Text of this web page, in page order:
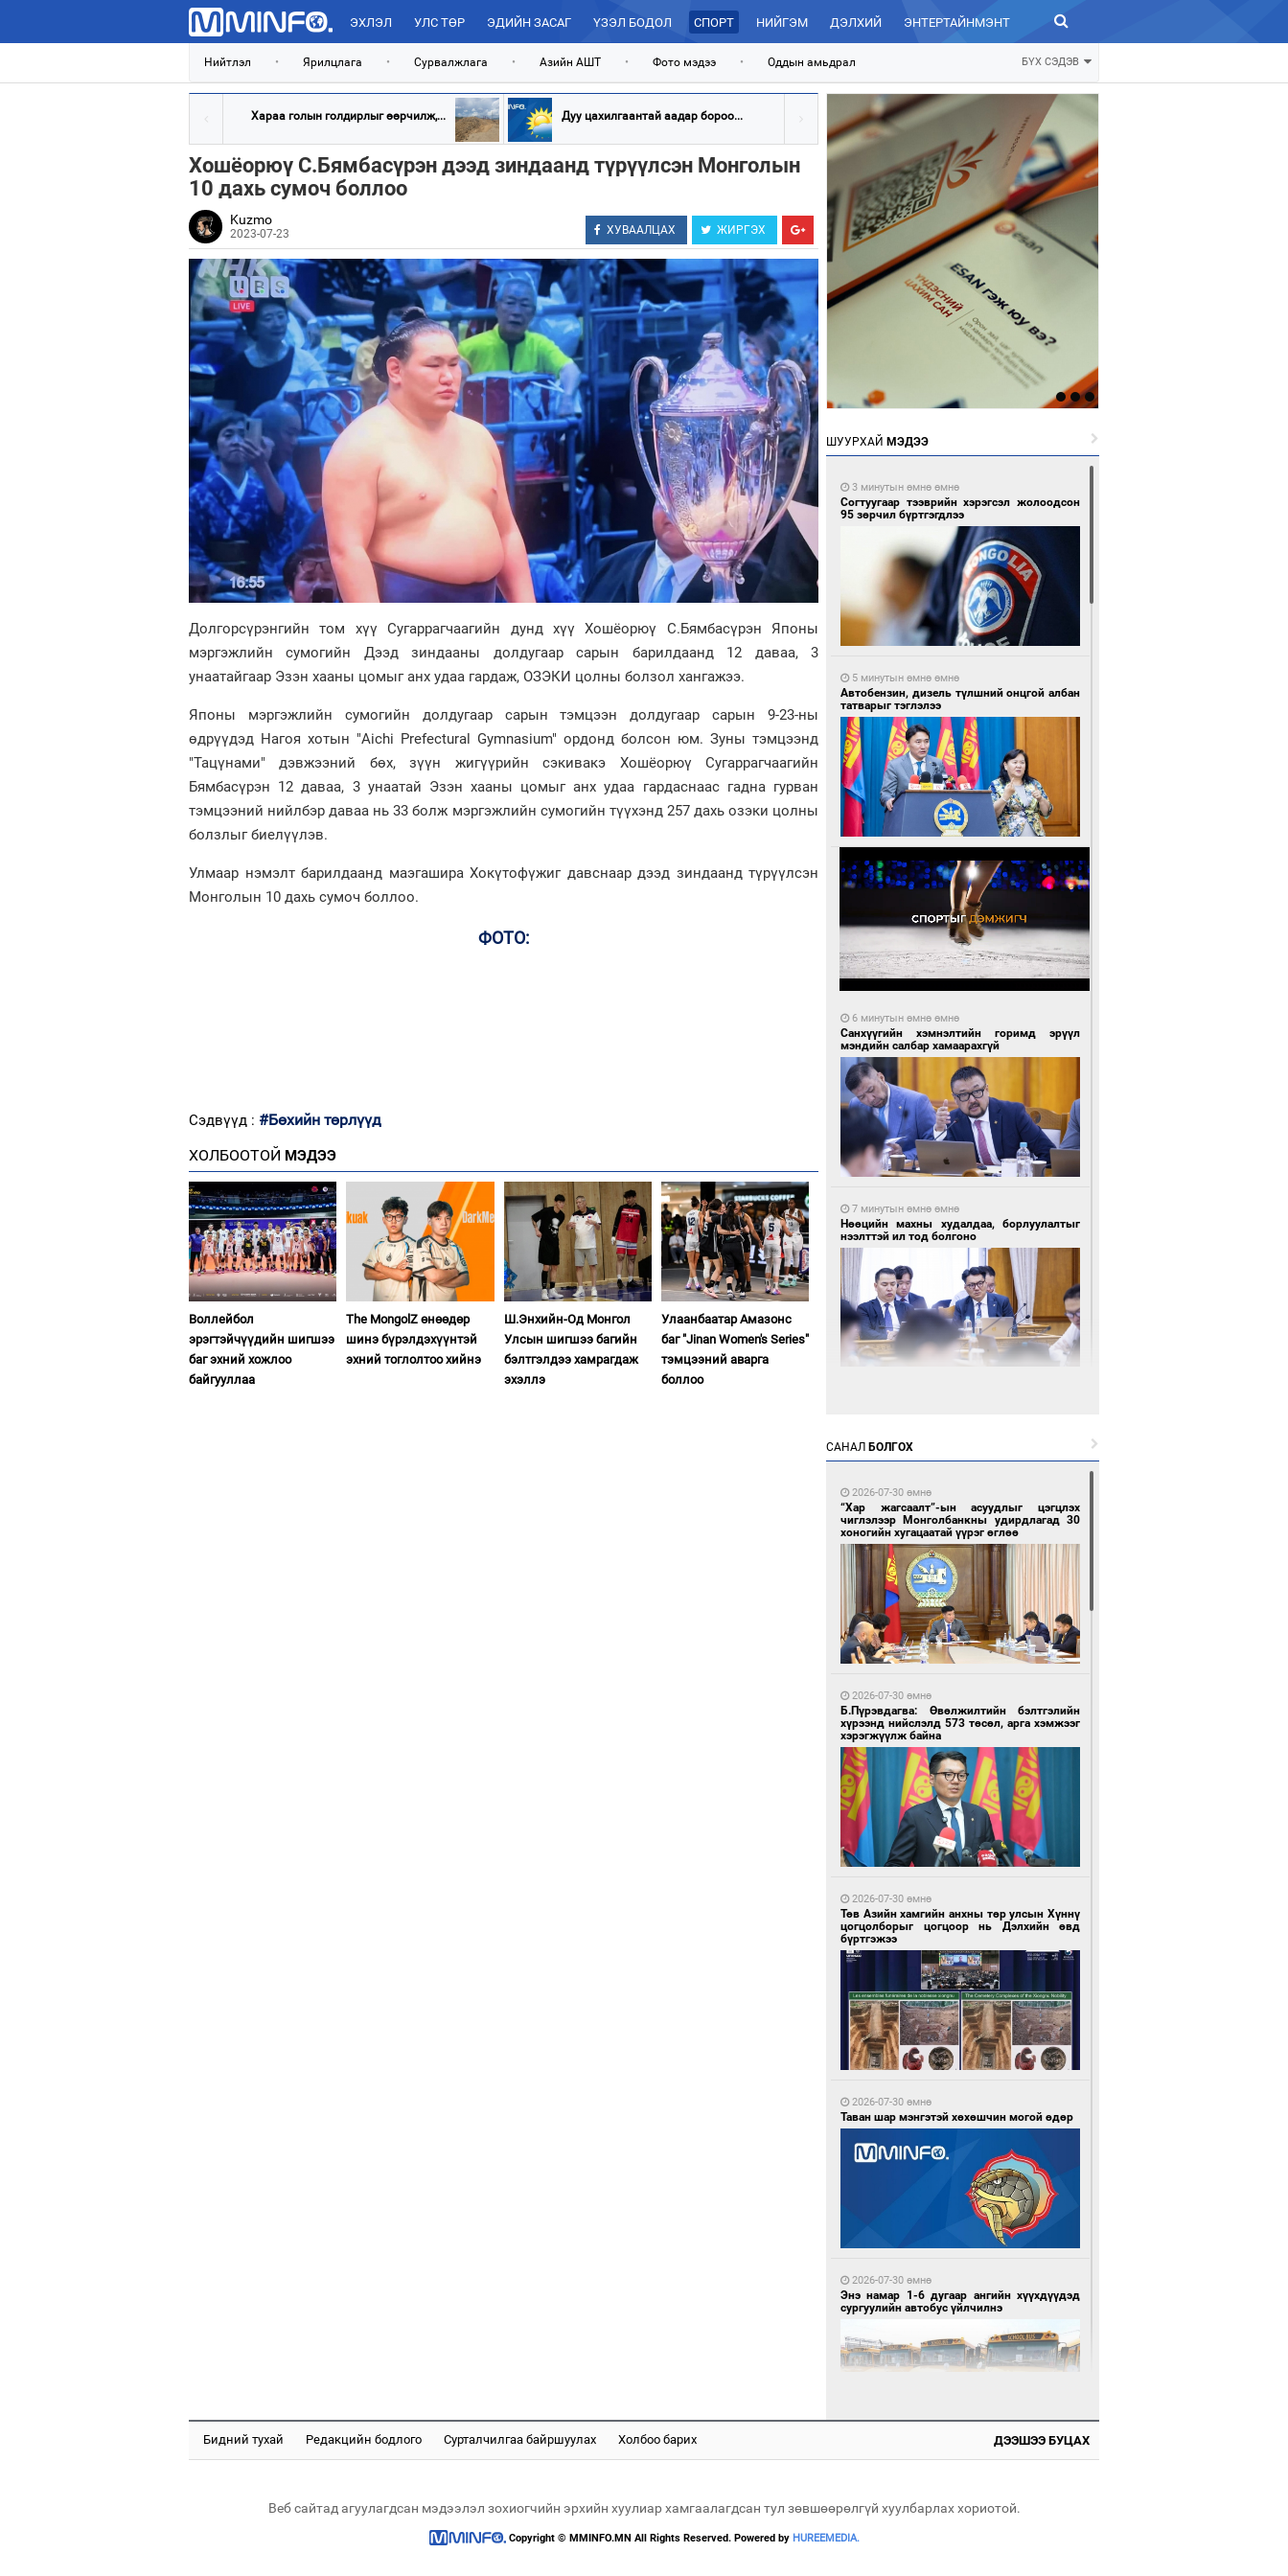
ЭХЛЭЛ УЛС ТӨР ЭДИЙН ЗАСАГ ҮЗЭЛ БОДОЛ СПОРТ НИЙГЭМ ДЭЛХИЙ ЭНТЕРТАЙНМЭНТ ЗУРХАЙ
Нийтлэл • Ярилцлага • Сурвалжлага • Азийн АШТ • Фото мэдээ • Оддын амьдрал БҮХ СЭДЭВ
Хараа голын голдирлыг өөрчилж,... Дуу цахилгаантай аадар бороо...
Хошёорюү С.Бямбасүрэн дээд зиндаанд түрүүлсэн Монголын
10 дахь сумоч боллоо
Kuzmo
2023-07-23 ХУВААЛЦАХ ЖИРГЭХ
Долгорсүрэнгийн том хүү Сугаррагчаагийн дунд хүү Хошёорюү С.Бямбасүрэн Японы
мэргэжлийн сумогийн Дээд зиндааны долдугаар сарын барилдаанд 12 даваа, 3
унаатайгаар Эзэн хааны цомыг анх удаа гардаж, ОЗЭКИ цолны болзол хангажээ.
Японы мэргэжлийн сумогийн долдугаар сарын тэмцээн долдугаар сарын 9-23-ны
өдрүүдэд Нагоя хотын "Aichi Prefectural Gymnasium" ордонд болсон юм. Зуны тэмцээнд
"Тацүнами" дэвжээний бөх, зүүн жигүүрийн сэкивакэ Хошёорюү Сугаррагчаагийн
Бямбасүрэн 12 даваа, 3 унаатай Эзэн хааны цомыг анх удаа гардаснаас гадна гурван
тэмцээний нийлбэр даваа нь 33 болж мэргэжлийн сумогийн түүхэнд 257 дахь озэки цолны
болзлыг биелүүлэв.
Улмаар нэмэлт барилдаанд маэгашира Хокүтофүжиг давснаар дээд зиндаанд түрүүлсэн
Монголын 10 дахь сумоч боллоо.
ФОТО:
Сэдвүүд : #Бөхийн төрлүүд
ХОЛБООТОЙ МЭДЭЭ
Воллейбол
эрэгтэйчүүдийн шигшээ
баг эхний хожлоо
байгууллаа
The MongolZ өнөөдөр
шинэ бүрэлдэхүүнтэй
эхний тоглолтоо хийнэ
Ш.Энхийн-Од Монгол
Улсын шигшээ багийн
бэлтгэлдээ хамрагдаж
эхэллэ
Улаанбаатар Амазонс
баг "Jinan Women's Series"
тэмцээний аварга
боллоо
ШУУРХАЙ МЭДЭЭ
3 минутын өмнө өмнө
Согтуугаар тээврийн хэрэгсэл жолоодсон
95 зөрчил бүртгэгдлээ
5 минутын өмнө өмнө
Автобензин, дизель түлшний онцгой албан
татварыг тэглэлээ
6 минутын өмнө өмнө
Санхүүгийн хэмнэлтийн горимд эрүүл
мэндийн салбар хамаарахгүй
7 минутын өмнө өмнө
Нөөцийн махны худалдаа, борлуулалтыг
нээлттэй ил тод болгоно
8 минутын өмнө өмнө
16 төрлийн эмийг нэг эх үүсвэрээс
худалдан авах журмыг баталлаа
14 минутын өмнө өмнө
Бүх шатанд хэмнэлтийн горимд шилжиж,
найр наадам, зөвлөгөөн, гадаад
томилолтыг хориглолоо
19 минутын өмнө өмнө
Оюу толгойгоос “Рио Тинто” ашиг хүртэж
эхэлсэн ч Монгол Улс өр төлсөөр байна
МАН-ын 50 настнууд Хөвсгөлд, 40
настнууд нь Хэнтийд “хуралджээ”
36 минутын өмнө өмнө
САНАЛ БОЛГОХ
2026-07-30 өмнө
“Хар жагсаалт”-ын асуудлыг цэгцлэх
чиглэлээр Монголбанкны удирдлагад 30
хоногийн хугацаатай үүрэг өглөө
2026-07-30 өмнө
Б.Пүрэвдагва: Өвөлжилтийн бэлтгэлийн
хүрээнд нийслэлд 573 төсөл, арга хэмжээг
хэрэгжүүлж байна
2026-07-30 өмнө
Төв Азийн хамгийн анхны төр улсын Хүннү
цогцолборыг цогцоор нь Дэлхийн өвд
бүртгэжээ
2026-07-30 өмнө
Таван шар мэнгэтэй хөхөшчин могой өдөр
2026-07-30 өмнө
Энэ намар 1-6 дугаар ангийн хүүхдүүдэд
сургуулийн автобус үйлчилнэ
Бидний тухай Редакцийн бодлого Сурталчилгаа байршуулах Холбоо барих ДЭЭШЭЭ БУЦАХ
Веб сайтад агуулагдсан мэдээлэл зохиогчийн эрхийн хуулиар хамгаалагдсан тул зөвшөөрөлгүй хуулбарлах хориотой.
Copyright © MMINFO.MN All Rights Reserved. Powered by HUREEMEDIA.